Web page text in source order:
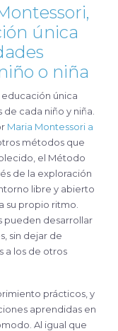
única
o niña
cada niño y niña.
Maria Montessori a
métodos que
el Método
de la exploración
libre y abierto
su propio ritmo.
pueden desarrollar
sin dejar de
a los de otros
prácticos, y
aprendidas en
Al igual que